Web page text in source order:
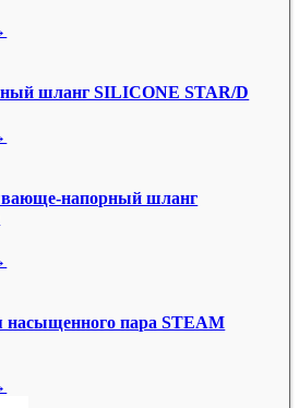
шланг SILICONE STAR/D
напорный шланг
насыщенного пара STEAM